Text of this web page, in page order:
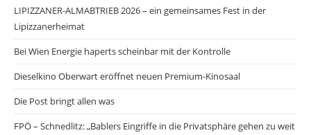
LIPIZZANER-ALMABTRIEB 2026 – ein gemeinsames Fest in der
Lipizzanerheimat
Bei Wien Energie haperts scheinbar mit der Kontrolle
Dieselkino Oberwart eröffnet neuen Premium-Kinosaal
Die Post bringt allen was
FPÖ – Schnedlitz: „Bablers Eingriffe in die Privatsphäre gehen zu weit